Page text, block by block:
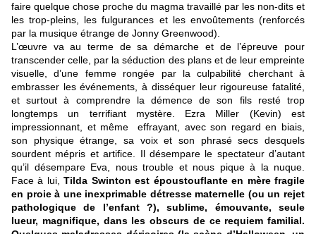
faire quelque chose proche du magma travaillé par les non-dits et
les trop-pleins, les fulgurances et les envoûtements (renforcés
par la musique étrange de Jonny Greenwood).
L’œuvre va au terme de sa démarche et de l’épreuve pour
transcender celle, par la séduction des plans et de leur empreinte
visuelle, d’une femme rongée par la culpabilité cherchant à
embrasser les événements, à disséquer leur rigoureuse fatalité,
et surtout à comprendre la démence de son fils resté trop
longtemps un terrifiant mystère. Ezra Miller (Kevin) est
impressionnant, et même effrayant, avec son regard en biais,
son physique étrange, sa voix et son phrasé secs desquels
sourdent mépris et artifice. Il désempare le spectateur d’autant
qu’il désempare Eva, nous trouble et nous pique à la nuque.
Face à lui,Tilda Swinton est époustouflante en mère fragile
en proie à une inexprimable détresse maternelle (ou un rejet
pathologique de l’enfant ?), sublime, émouvante, seule
lueur, magnifique, dans les obscurs de ce requiem familial.